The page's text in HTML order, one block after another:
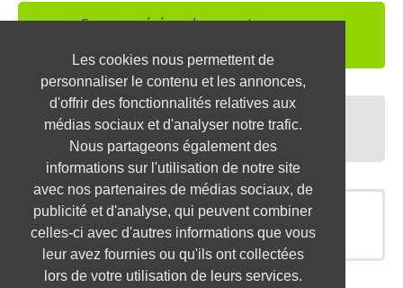
Les cookies nous permettent de
personnaliser le contenu et les annonces,
d'offrir des fonctionnalités relatives aux
médias sociaux et d'analyser notre trafic.
Nous partageons également des
informations sur l'utilisation de notre site
avec nos partenaires de médias sociaux, de
publicité et d'analyse, qui peuvent combiner
celles-ci avec d'autres informations que vous
leur avez fournies ou qu'ils ont collectées
lors de votre utilisation de leurs services.
Soyez repéré par les recruteurs,
DEPOSEZ VOTRE CV
Préparez vos entretiens,
TESTEZ-VOUS
OFFRES SIMILAIRES